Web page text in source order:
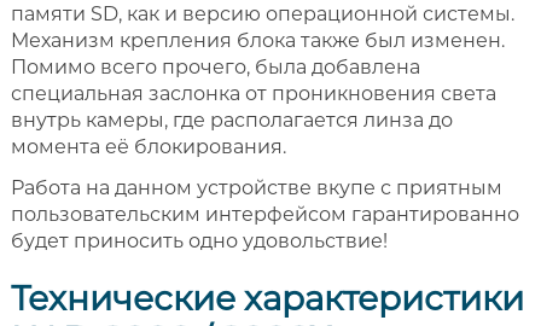
памяти SD, как и версию операционной системы.
Механизм крепления блока также был изменен.
Помимо всего прочего, была добавлена
специальная заслонка от проникновения света
внутрь камеры, где располагается линза до
момента её блокирования.
Работа на данном устройстве вкупе с приятным
пользовательским интерфейсом гарантированно
будет приносить одно удовольствие!
Технические характеристики